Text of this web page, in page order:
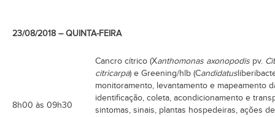
23/08/2018 – QUINTA-FEIRA
8h00 às 09h30
Cancro cítrico (Xanthomonas axonopodis pv.
citricarpa) e Greening/hlb (Candidatus
monitoramento, levantamento e mapeamento
identificação, coleta, acondicionamento e
sintomas, sinais, plantas hospedeiras, ações